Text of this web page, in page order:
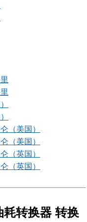
（美国）
（美国）
（英国）
（英国）
转换器 转换